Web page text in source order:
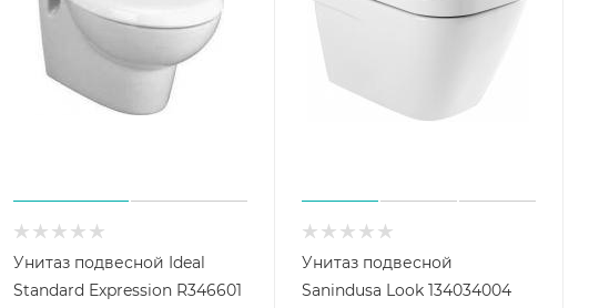
Унитаз подвесной Ideal
Standard Expression R346601
Унитаз подвесной
Sanindusa Look 134034004